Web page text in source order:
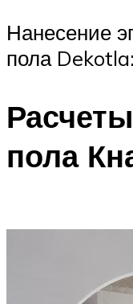
Нанесение
пола Dekotla:
пола